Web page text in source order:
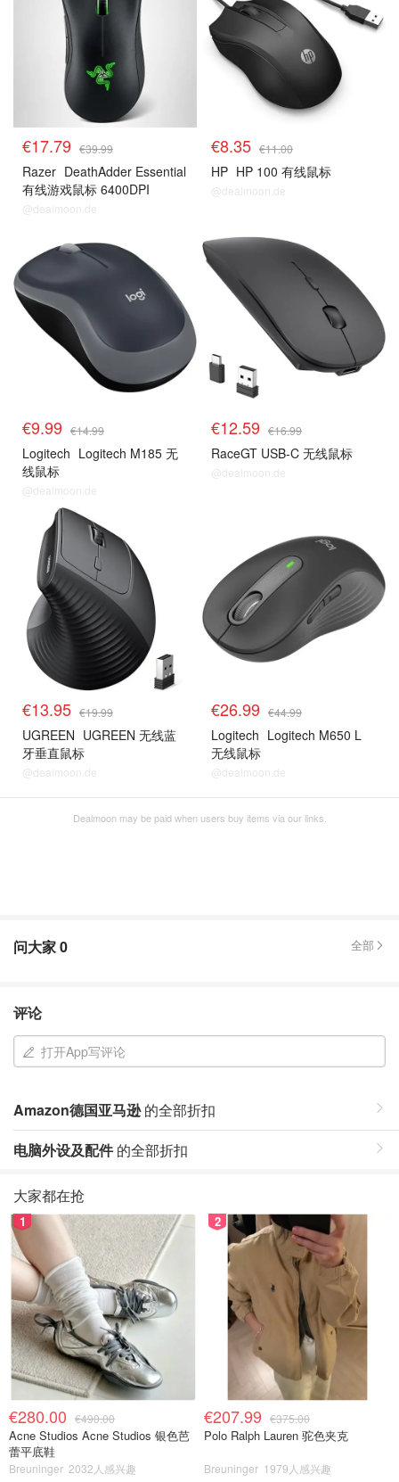
€17.79 €39.99
Razer DeathAdder Essential
有线游戏鼠标 6400DPI
@dealmoon.de
€8.35 €11.00
HP HP 100 有线鼠标
@dealmoon.de
€9.99 €14.99
Logitech Logitech M185 无
线鼠标
@dealmoon.de
€12.59 €16.99
RaceGT USB-C 无线鼠标
@dealmoon.de
€13.95 €19.99
UGREEN UGREEN 无线蓝
牙垂直鼠标
@dealmoon.de
€26.99 €44.99
Logitech Logitech M650 L
无线鼠标
@dealmoon.de
Dealmoon may be paid when users buy items via our links.
问大家0 全部
评论
打开App写评论
Amazon德国亚马逊的全部折扣
电脑外设及配件的全部折扣
大家都在抢
1
€280.00 €490.00
Acne Studios Acne Studios 银色芭
蕾平底鞋
Breuninger 2032人感兴趣
2
€207.99 €375.00
Polo Ralph Lauren 驼色夹克
Breuninger 1979人感兴趣